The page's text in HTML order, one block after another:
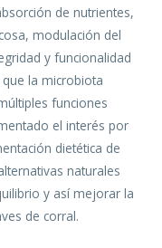
de nutrientes,
modulación del
y funcionalidad
la microbiota
funciones
el interés por
dietética de
naturales
y así mejorar la
de corral.